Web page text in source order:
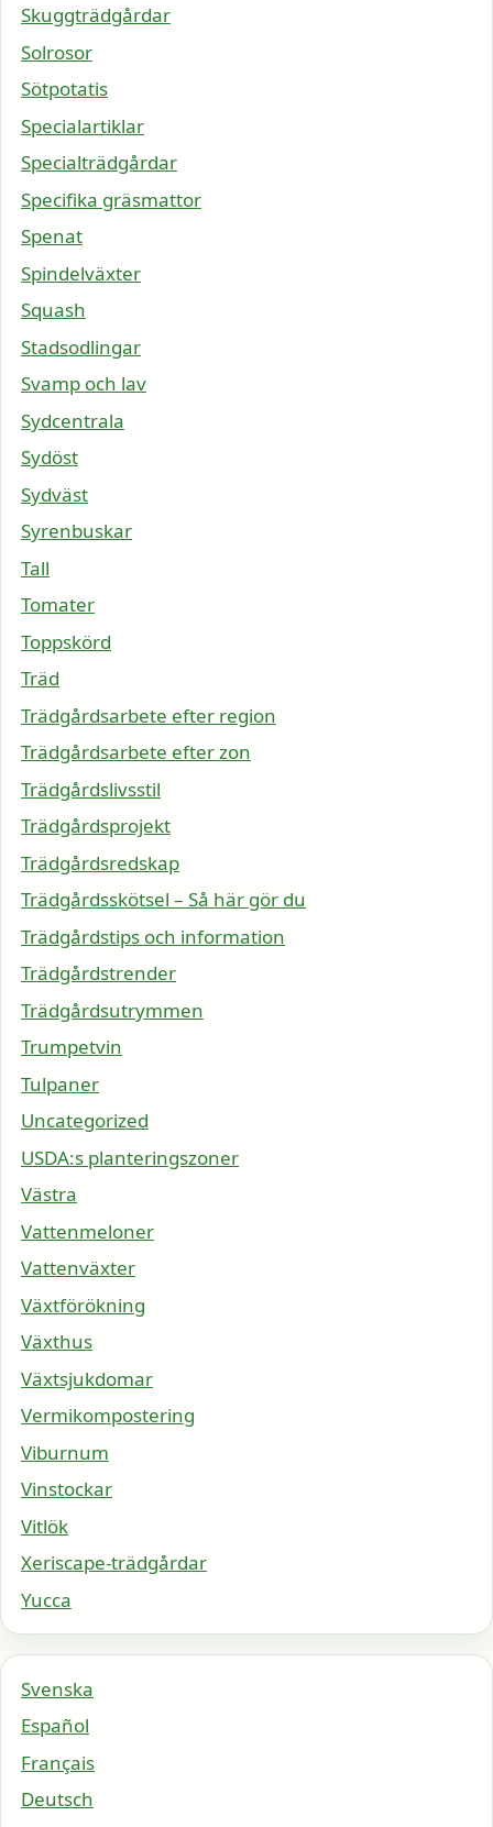
Skuggträdgårdar
Solrosor
Sötpotatis
Specialartiklar
Specialträdgårdar
Specifika gräsmattor
Spenat
Spindelväxter
Squash
Stadsodlingar
Svamp och lav
Sydcentrala
Sydöst
Sydväst
Syrenbuskar
Tall
Tomater
Toppskörd
Träd
Trädgårdsarbete efter region
Trädgårdsarbete efter zon
Trädgårdslivsstil
Trädgårdsprojekt
Trädgårdsredskap
Trädgårdsskötsel – Så här gör du
Trädgårdstips och information
Trädgårdstrender
Trädgårdsutrymmen
Trumpetvin
Tulpaner
Uncategorized
USDA:s planteringszoner
Västra
Vattenmeloner
Vattenväxter
Växtförökning
Växthus
Växtsjukdomar
Vermikompostering
Viburnum
Vinstockar
Vitlök
Xeriscape-trädgårdar
Yucca
Svenska
Español
Français
Deutsch